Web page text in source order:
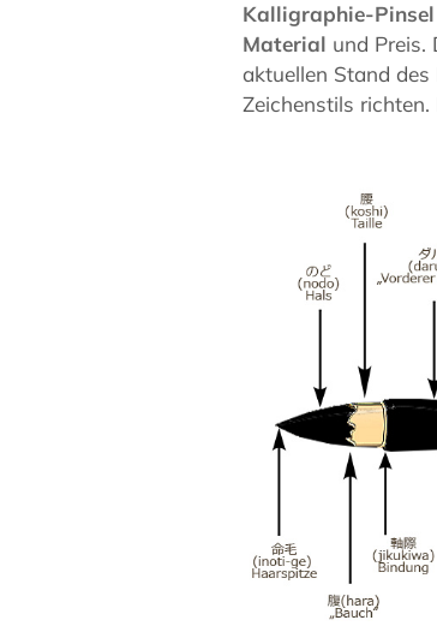
Kalligraphie-Pinsel
Material und Preis.
aktuellen Stand
Zeichenstils